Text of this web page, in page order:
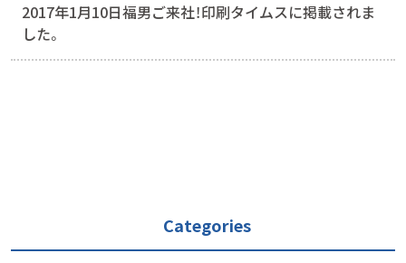
2017年1月10日福男ご来社！印刷タイムスに掲載されま
した。
Categories